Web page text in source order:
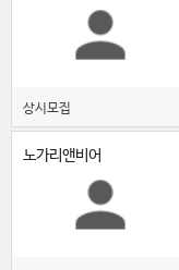
상시모집
노가리앤비어